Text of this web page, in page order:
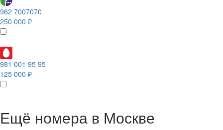
962 7007070
250 000 ₽
981 001 95 95
125 000 ₽
Ещё номера в Москве